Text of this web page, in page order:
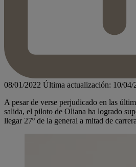
08/01/2022 Última actualización: 10/04/
A pesar de verse perjudicado en las
salida, el piloto de Oliana ha logrado
llegar 27º de la general a mitad de